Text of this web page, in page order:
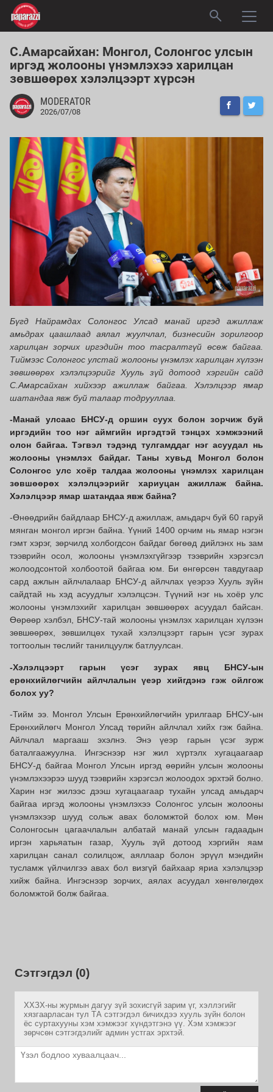
С.Амарсайхан: Монгол, Солонгос улсын
иргэд жолооны үнэмлэхээ харилцан
зөвшөөрөх хэлэлцээрт хүрсэн
MODERATOR
2026/07/08
Бүгд Найрамдах Солонгос Улсад манай иргэд ажиллаж
амьдрах цаашлаад аялал жуулчлал, бизнесийн зорилгоор
харилцан зорчих иргэдийн тоо тасралтгүй өсөж байгаа.
ТиймээсСолонгос улстай жолооны үнэмлэх харилцан хүлээн
зөвшөөрөх хэлэлцээрийг Хууль зүй дотоод хэргийн сайд
С.Амарсайхан хийхээр ажиллаж байгаа. Хэлэлцээр ямар
шатандаа явж буй талаар тодрууллаа.
-Манай улсаас БНСУ-д оршин суух болон зорчиж буй
иргэдийн тоо нэг аймгийн иргэдтэй тэнцэх хэмжээний
олон байгаа. Тэгвэл тэдэнд тулгамддаг нэг асуудал нь
жолооны үнэмлэх байдаг. Таны хувьд Монгол болон
Солонгос улс хоёр талдаа жолооны үнэмлэх харилцан
зөвшөөрөх хэлэлцээрийг хариуцан ажиллаж байна.
Хэлэлцээр ямар шатандаа явж байна?
-Өнөөдрийн байдлаар БНСУ-д ажиллаж, амьдарч буй 60 гаруй
мянган монгол иргэн байна. Үүний 1400 орчим нь ямар нэгэн
гэмт хэрэг, зөрчилд холбогдсон байдаг бөгөөд дийлэнх нь зам
тээврийн осол, жолооны үнэмлэхгүйгээр тээврийн хэрэгсэл
жолоодсонтой холбоотой байгаа юм. Би өнгөрсөн тавдугаар
сард ажлын айлчлалаар БНСУ-д айлчлах үеэрээ Хууль зүйн
сайдтай нь хэд асуудлыг хэлэлцсэн. Түүний нэг нь хоёр улс
жолооны үнэмлэхийг харилцан зөвшөөрөх асуудал байсан.
Өөрөөр хэлбэл, БНСУ-тай жолооны үнэмлэх харилцан хүлээн
зөвшөөрөх, зөвшилцөх тухай хэлэлцээрт гарын үсэг зурах
тогтоолын төслийг танилцуулж батлуулсан.
-Хэлэлцээрт гарын үсэг зурах явц БНСУ-ын
ерөнхийлөгчийн айлчлалын үеэр хийгдэнэ гэж ойлгож
болох уу?
-Тийм ээ. Монгол Улсын Ерөнхийлөгчийн урилгаар БНСУ-ын
Ерөнхийлөгч Монгол Улсад төрийн айлчлал хийх гэж байна.
Айлчлал маргааш эхэлнэ. Энэ үеэр гарын үсэг зурж
баталгаажуулна. Ингэснээр нэг жил хүртэлх хугацаагаар
БНСУ-д байгаа Монгол Улсын иргэд өөрийн улсын жолооны
үнэмлэхээрээ шууд тээврийн хэрэгсэл жолоодох эрхтэй болно.
Харин нэг жилээс дээш хугацаагаар тухайн улсад амьдарч
байгаа иргэд жолооны үнэмлэхээ Солонгос улсын жолооны
үнэмлэхээр шууд сольж авах боломжтой болох юм. Мөн
Солонгосын цагаачлалын албатай манай улсын гадаадын
иргэн харьяатын газар, Хууль зүй дотоод хэргийн яам
харилцан санал солилцож, аяллаар болон эрүүл мэндийн
тусламж үйлчилгээ авах бол визгүй байхаар яриа хэлэлцээр
хийж байна. Ингэснээр зорчих, аялах асуудал хөнгөлөгдөх
боломжтой болж байгаа.
Сэтгэгдэл (0)
ХХЗХ-ны журмын дагуу зүй зохисгүй зарим үг, хэллэгийг
хязгаарласан тул ТА сэтгэгдэл бичихдээ хууль зүйн болон
ёс суртахууны хэм хэмжээг хүндэтгэнэ үү. Хэм хэмжээг
зөрчсөн сэтгэгдэлийг админ устгах эрхтэй.